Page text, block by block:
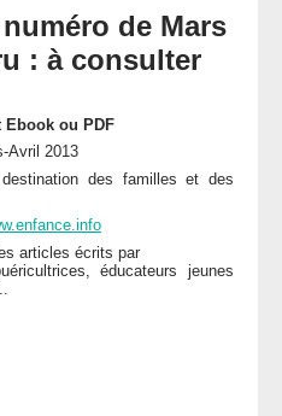
DU REAAP
VISITE
VERTS
D’INFO
LÉGALES
de Mars
: à consulter
ou PDF
Avril 2013
des familles et des
articles écrits par
éducateurs jeunes